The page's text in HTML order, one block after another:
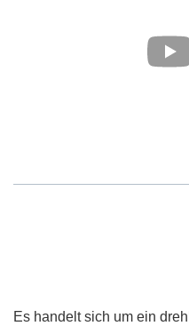
Es handelt sich um ein